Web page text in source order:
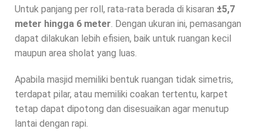
Untuk panjang per roll, rata-rata berada di kisaran ±5,7
meter hingga 6 meter . Dengan ukuran ini, pemasangan
dapat dilakukan lebih efisien, baik untuk ruangan kecil
maupun area sholat yang luas.
Apabila masjid memiliki bentuk ruangan tidak simetris,
terdapat pilar, atau memiliki coakan tertentu, karpet
tetap dapat dipotong dan disesuaikan agar menutup
lantai dengan rapi.